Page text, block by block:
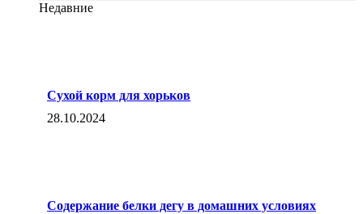
Недавние
Сухой корм для хорьков
28.10.2024
Содержание белки дегу в домашних условиях